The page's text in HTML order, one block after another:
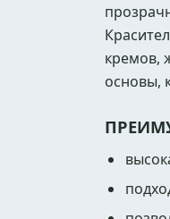
кремов,
основы,